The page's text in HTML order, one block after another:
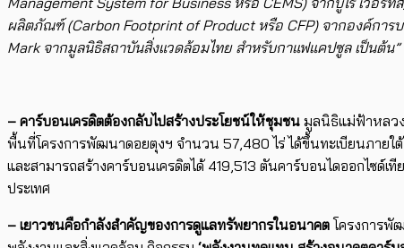
ผลิตภัณฑ์ (Carbon Footprint of Product หรือ CFP) จากองค์กา
Mark จากมูลนิธิสถาบันสิ่งแวดล้อมไทย สำหรับกาแฟแคปซูล เป็นต้น”
– คาร์บอนเครดิตต้องกลับไปสร้างประโยชน์ให้ชุมชน มูลนิธิแม่ฟ้าหลวง
พื้นที่โครงการพัฒนาดอยตุงฯ จำนวน 57,480 ไร่ ได้ขึ้นทะเบียนภายใ
และสามารถสร้างคาร์บอนเครดิตได้ 419,513 ตันคาร์บอนไดออกไซ
ประเทศ
– เยาวชนคือกำลังสำคัญของการดูแลทรัพยากรในอนาคต โครงการพั